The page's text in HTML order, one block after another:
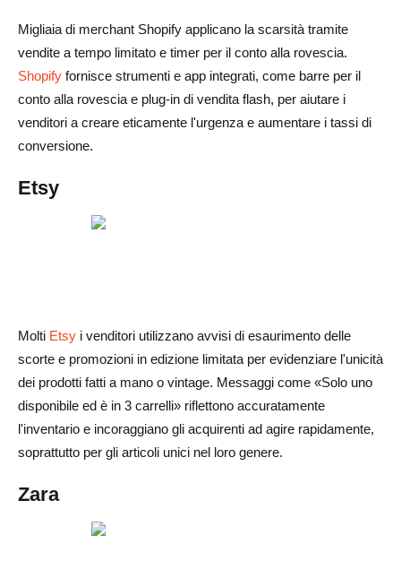
Migliaia di merchant Shopify applicano la scarsità tramite
vendite a tempo limitato e timer per il conto alla rovescia.
Shopify fornisce strumenti e app integrati, come barre per il
conto alla rovescia e plug-in di vendita flash, per aiutare i
venditori a creare eticamente l'urgenza e aumentare i tassi di
conversione.
Etsy
Molti Etsy i venditori utilizzano avvisi di esaurimento delle
scorte e promozioni in edizione limitata per evidenziare l'unicità
dei prodotti fatti a mano o vintage. Messaggi come «Solo uno
disponibile ed è in 3 carrelli» riflettono accuratamente
l'inventario e incoraggiano gli acquirenti ad agire rapidamente,
soprattutto per gli articoli unici nel loro genere.
Zara